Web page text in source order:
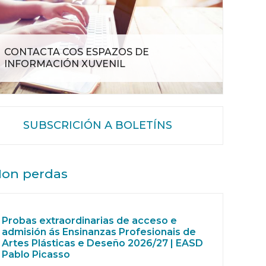
CONTACTA COS ESPAZOS DE
INFORMACIÓN XUVENIL
SUBSCRICIÓN A BOLETÍNS
perdas
Probas extraordinarias de acceso e
admisión ás Ensinanzas Profesionais de
Artes Plásticas e Deseño 2026/27 | EASD
Pablo Picasso